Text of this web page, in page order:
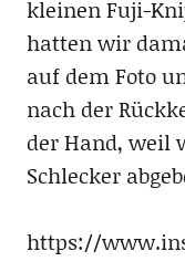
kleinen Fuji-
hatten wir
auf dem Foto
nach der
der Hand, weil
Schlecker
https://